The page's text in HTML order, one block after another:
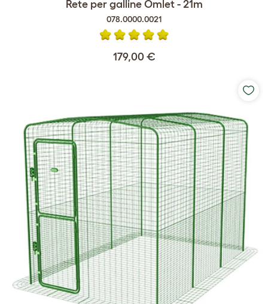
Rete per galline Omlet - 21m
078.0000.0021
179,00 €